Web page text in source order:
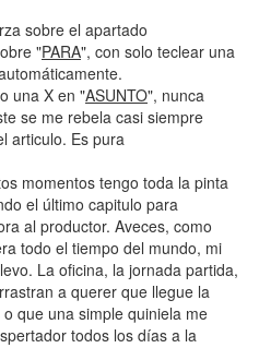
sobre el apartado
"PARA", con solo teclear una
una X en "ASUNTO", nunca
se me rebela casi siempre
articulo. Es pura
momentos tengo toda la pinta
el último capitulo para
al productor. Aveces, como
todo el tiempo del mundo, mi
La oficina, la jornada partida,
a querer que llegue la
que una simple quiniela me
todos los días a la